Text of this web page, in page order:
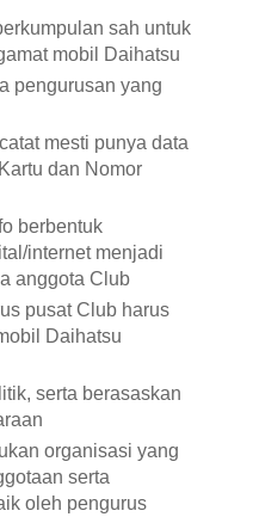
sah untuk
mobil Daihatsu
pengurusan yang
mesti punya data
dan Nomor
berbentuk
internet menjadi
anggota Club
pusat Club harus
Daihatsu
serta berasaskan
organisasi yang
serta
oleh pengurus